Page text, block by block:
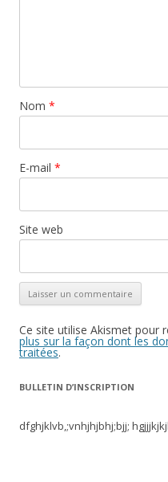
Nom *
E-mail *
Site web
Ce site utilise Akismet pour
plus sur la façon dont les
traitées.
BULLETIN D’INSCRIPTION
dfghjklvb,;vnhjhjbhj;bjj;